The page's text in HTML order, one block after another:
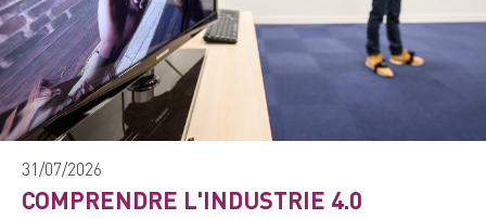
31/07/2026
COMPRENDRE L'INDUSTRIE 4.0